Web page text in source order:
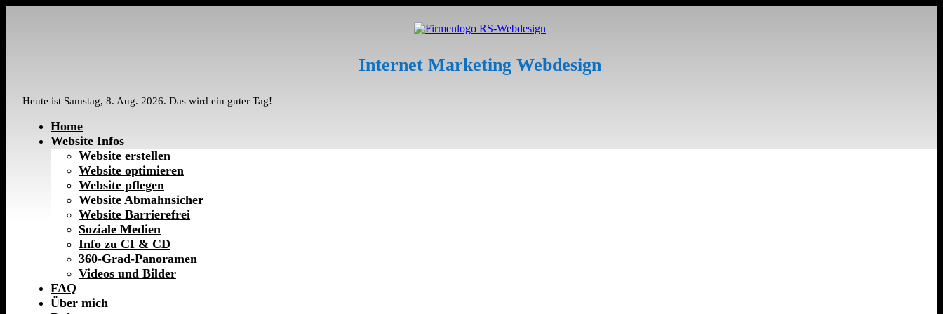
Internet Marketing Webdesign
Heute ist Samstag, 8. Aug. 2026. Das wird ein guter Tag!
Home
Website Infos
Website erstellen
Website optimieren
Website pflegen
Website Abmahnsicher
Website Barrierefrei
Soziale Medien
Info zu CI & CD
360-Grad-Panoramen
Videos und Bilder
FAQ
Über mich